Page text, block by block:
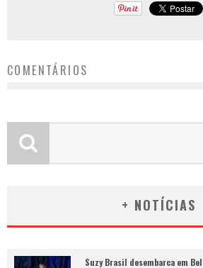
COMENTÁRIOS
+ NOTÍCIAS
Suzy Brasil desembarca em